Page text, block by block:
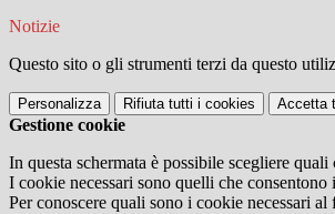
Notizie
Questo sito o gli strumenti terzi da questo
Personalizza Rifiuta tutti i cookies Accetta
Gestione cookie
In questa schermata è possibile scegliere
I cookie necessari sono quelli che
Per conoscere quali sono i cookie necessari